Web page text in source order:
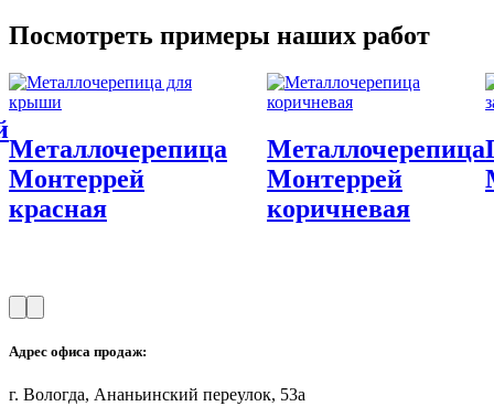
Посмотреть примеры наших работ
Металлочерепица
Монтеррей
красная
Металлочерепица
Монтеррей
коричневая
Адрес офиса продаж:
г. Вологда, Ананьинский переулок, 53a